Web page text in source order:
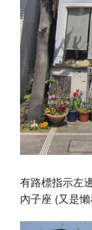
有路標指示左
內子座 (又是